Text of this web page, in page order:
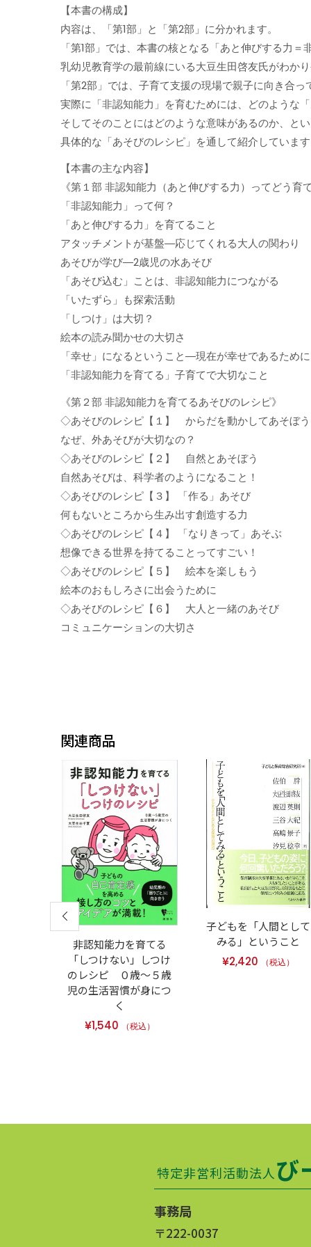
【本書の構成】
内容は、「第1部」と「第2部」に分かれます。
「第1部」では、本書の核となる「あと伸びする力
乳幼児教育学の最前線にいる大豆生田啓友氏がわか
「第2部」では、子育て支援の現場で親子に向き合
実際に「非認知能力」を育むためには、どのような
そしてそのことにはどのような意味があるのか、と
具体的な「あそびのレシピ」を通して紹介していま
【本書の主な内容】
《第１部 非認知能力（あと伸びする力）ってどう育
「非認知能力」って何？
「あと伸びする力」を育てること
アタッチメントが基盤―応じてくれる大人の関わり
あそびが学び―2歳児の水あそび
「あそび込む」ことは、非認知能力につながる
「いたずら」も探索活動
「しつけ」は大切？
絵本の読み聞かせの大切さ
「幸せ」になるということ―現在が幸せであるために
「非認知能力を育てる」子育てで大切なこと
《第２部 非認知能力を育てるあそびのレシピ》
◇あそびのレシピ【１】 からだを動かしてあそぼう
なぜ、外あそびが大切なの？
◇あそびのレシピ【２】 自然とあそぼう
自然あそびは、科学者のようになること！
◇あそびのレシピ【３】 「作る」あそび
何もないところから生み出す創造する力
◇あそびのレシピ【４】 「なりきって」あそぶ
想像できる世界を持てることってすごい！
◇あそびのレシピ【５】 絵本を楽しもう
絵本のおもしろさに出会うために
◇あそびのレシピ【６】 大人と一緒のあそび
コミュニケーションの大切さ
関連商品
非認知能力を育てる
「しつけない」しつけ
のレシピ ０歳～５歳
児の生活習慣が身につ
く
¥1,540 （税込）
子どもを「人間として
みる」ということ
¥2,420 （税込）
特定非営利活動法人び
事務局
〒222-0037